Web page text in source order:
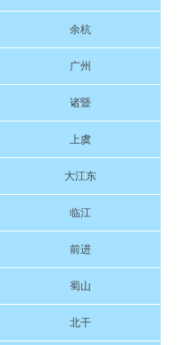
余杭
广州
诸暨
上虞
大江东
临江
前进
蜀山
北干